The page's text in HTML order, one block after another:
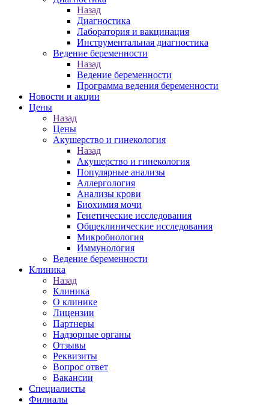
Назад
Диагностика
Лаборатория и вакцинация
Инструментальная диагностика
Ведение беременности
Назад
Ведение беременности
Программа ведения беременности
Новости и акции
Цены
Назад
Цены
Акушерство и гинекология
Назад
Акушерство и гинекология
Популярные анализы
Аллергология
Анализы крови
Биохимия мочи
Генетические исследования
Общеклинические исследования
Микробиология
Иммунология
Ведение беременности
Клиника
Назад
Клиника
О клинике
Лицензии
Партнеры
Надзорные органы
Отзывы
Реквизиты
Вопрос ответ
Вакансии
Специалисты
Филиалы